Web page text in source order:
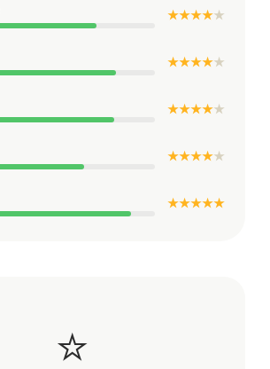
★ ★ ★ ★★
★ ★ ★ ★★
★ ★ ★ ★★
★ ★ ★ ★★
★ ★ ★ ★ ★
⭐